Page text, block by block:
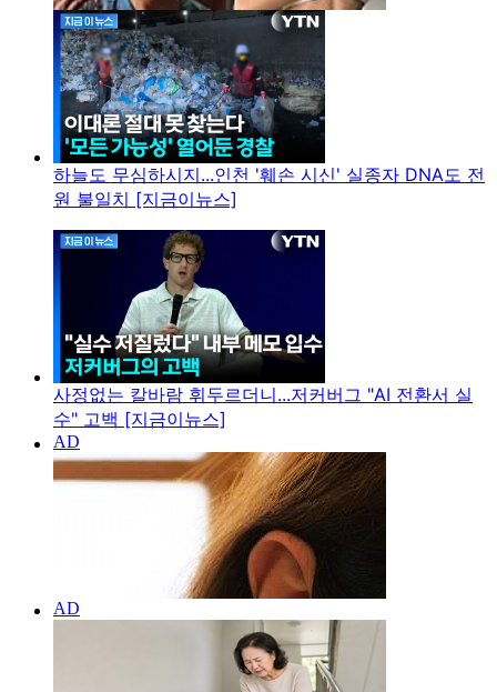
하늘도 무심하시지...인천 '훼손 시신' 실종자 DNA도 전
원 불일치 [지금이뉴스]
사정없는 칼바람 휘두르더니...저커버그 "AI 전환서 실
수" 고백 [지금이뉴스]